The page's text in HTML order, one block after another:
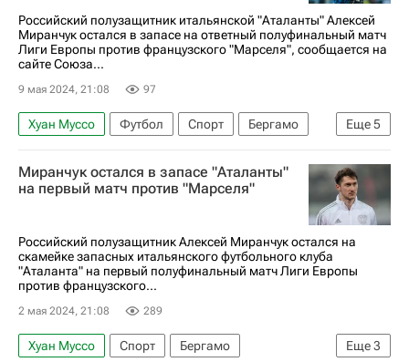
Берат Джимсити
Российский полузащитник итальянской "Аталанты" Алексей
Миранчук остался в запасе на ответный полуфинальный матч
Лиги Европы против французского "Марселя", сообщается на
сайте Союза...
9 мая 2024, 21:08 97
Еще5
Хуан Муссо Футбол Спорт
Бергамо
Франция
Алексей Миранчук
Мартен де Рон
Союз европейских футбольных ассоциаций (УЕФА)
Аталанта
Миранчук остался в запасе "Аталанты"
на первый матч против "Марселя"
Российский полузащитник Алексей Миранчук остался на
скамейке запасных итальянского футбольного клуба
"Аталанта" на первый полуфинальный матч Лиги Европы
против французского...
2 мая 2024, 21:08 289
Еще3
Хуан Муссо Спорт
Бергамо